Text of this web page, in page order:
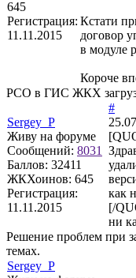
645
Регистрация:
11.11.2015
Кстати
договор
в модуле
Короче
РСО в ГИС ЖКХ
Sergey_P
Живу на форуме
Сообщений: 8031
Баллов: 32411
ЖКХоинов: 645
Регистрация:
11.11.2015
#
как
[/
ни
Решение проблем при
темах.
Sergey_P